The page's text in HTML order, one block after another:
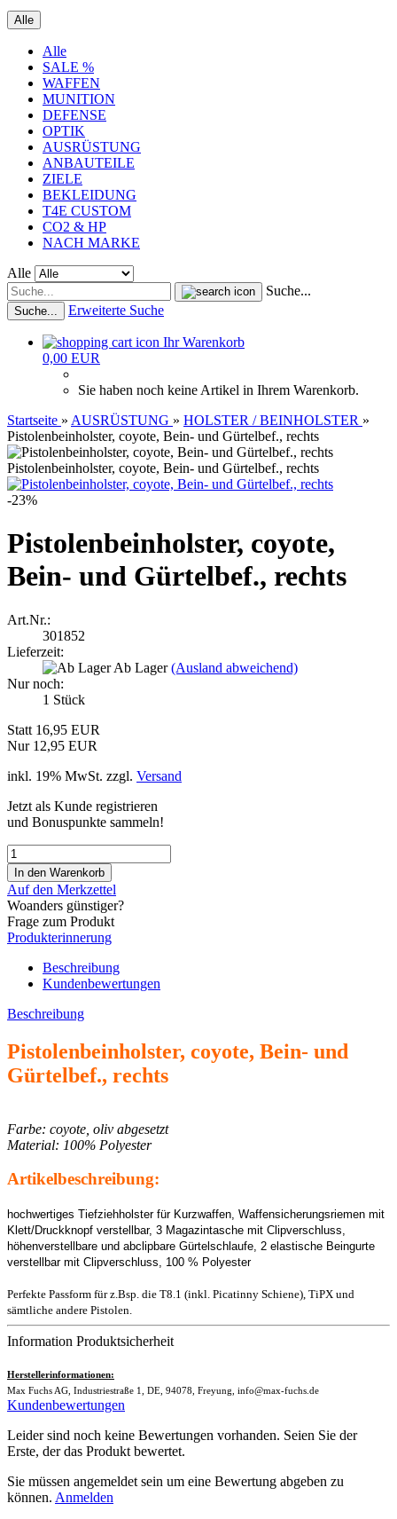
Alle
Alle
SALE %
WAFFEN
MUNITION
DEFENSE
OPTIK
AUSRÜSTUNG
ANBAUTEILE
ZIELE
BEKLEIDUNG
T4E CUSTOM
CO2 & HP
NACH MARKE
Alle
Suche...
Suche... Erweiterte Suche
Ihr Warenkorb
0,00 EUR
Sie haben noch keine Artikel in Ihrem Warenkorb.
Startseite » AUSRÜSTUNG » HOLSTER / BEINHOLSTER »
Pistolenbeinholster, coyote, Bein- und Gürtelbef., rechts
Pistolenbeinholster, coyote, Bein- und Gürtelbef., rechts
-23%
Pistolenbeinholster, coyote,
Bein- und Gürtelbef., rechts
Art.Nr.:
301852
Lieferzeit:
Ab Lager(Ausland abweichend)
Nur noch:
1 Stück
Statt 16,95 EUR
Nur 12,95 EUR
inkl. 19% MwSt. zzgl. Versand
Jetzt als Kunde registrieren
und Bonuspunkte sammeln!
Auf den Merkzettel
Woanders günstiger?
Frage zum Produkt
Produkterinnerung
Beschreibung
Kundenbewertungen
Beschreibung
Pistolenbeinholster, coyote, Bein- und
Gürtelbef., rechts
Farbe: coyote, oliv abgesetzt
Material: 100% Polyester
Artikelbeschreibung:
hochwertiges Tiefziehholster für Kurzwaffen, Waffensicherungsriemen mit
Klett/Druckknopf verstellbar, 3 Magazintasche mit Clipverschluss,
höhenverstellbare und abclipbare Gürtelschlaufe, 2 elastische Beingurte
verstellbar mit Clipverschluss, 100 % Polyester
Perfekte Passform für z.Bsp. die T8.1 (inkl. Picatinny Schiene), TiPX und
sämtliche andere Pistolen.
Information Produktsicherheit
Herstellerinformationen:
Max Fuchs AG, Industriestraße 1, DE, 94078, Freyung, info@max-fuchs.de
Kundenbewertungen
Leider sind noch keine Bewertungen vorhanden. Seien Sie der
Erste, der das Produkt bewertet.
Sie müssen angemeldet sein um eine Bewertung abgeben zu
können. Anmelden